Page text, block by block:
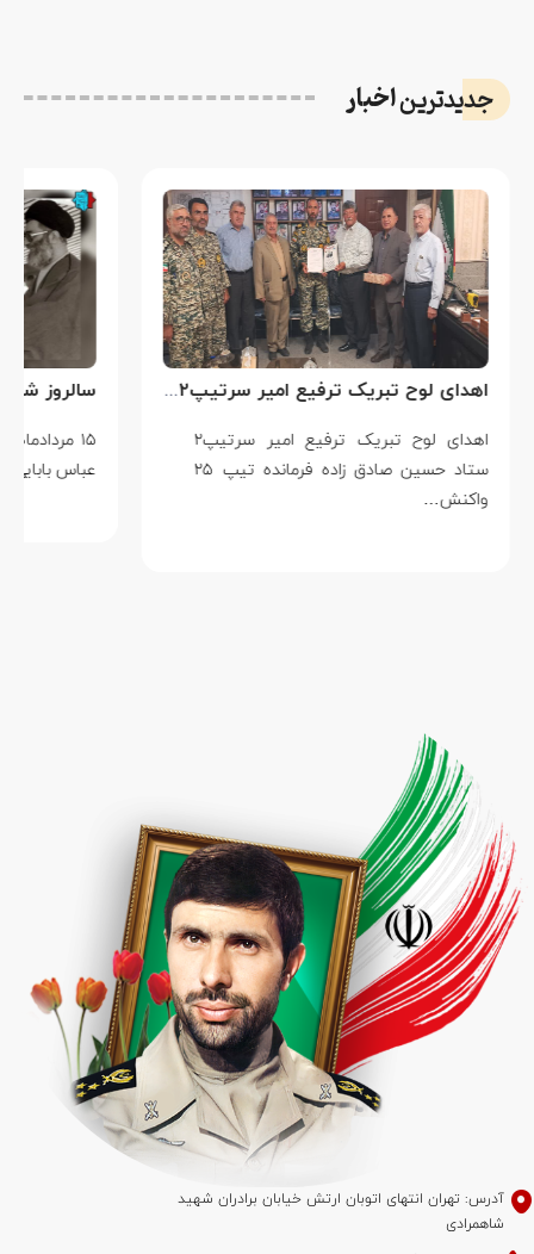
جدیدتریناخبار
اهدای لوح تبریک ترفیع امیر سرتیپ۲ ستاد حسین صادق زاده فرمانده تیپ ۲۵ واکنش سریع شهید آبگون نزاجا مستقر در تبریز
اهدای لوح تبریک ترفیع امیر سرتیپ۲
ستاد حسین صادق زاده فرمانده تیپ ۲۵
واکنش…
۱۵
عباس بابایی
آدرس: تهران انتهای اتوبان ارتش خیابان برادران شهید
شاهمرادی